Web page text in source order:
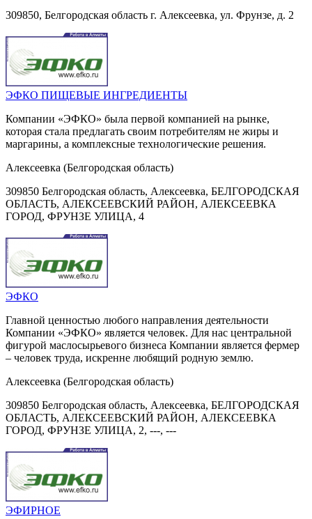
309850, Белгородская область г. Алексеевка, ул. Фрунзе, д. 2
ЭФКО ПИЩЕВЫЕ ИНГРЕДИЕНТЫ
Компании «ЭФКО» была первой компанией на рынке,
которая стала предлагать своим потребителям не жиры и
маргарины, а комплексные технологические решения.
Алексеевка (Белгородская область)
309850 Белгородская область, Алексеевка, БЕЛГОРОДСКАЯ
ОБЛАСТЬ, АЛЕКСЕЕВСКИЙ РАЙОН, АЛЕКСЕЕВКА
ГОРОД, ФРУНЗЕ УЛИЦА, 4
ЭФКО
Главной ценностью любого направления деятельности
Компании «ЭФКО» является человек. Для нас центральной
фигурой маслосырьевого бизнеса Компании является фермер
– человек труда, искренне любящий родную землю.
Алексеевка (Белгородская область)
309850 Белгородская область, Алексеевка, БЕЛГОРОДСКАЯ
ОБЛАСТЬ, АЛЕКСЕЕВСКИЙ РАЙОН, АЛЕКСЕЕВКА
ГОРОД, ФРУНЗЕ УЛИЦА, 2, ---, ---
ЭФИРНОЕ